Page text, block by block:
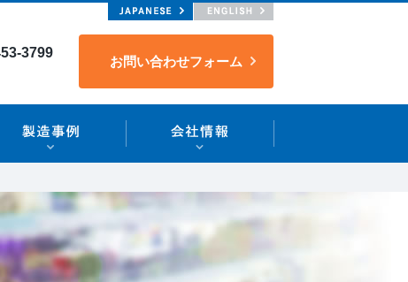
3799
お問い合わせフォーム